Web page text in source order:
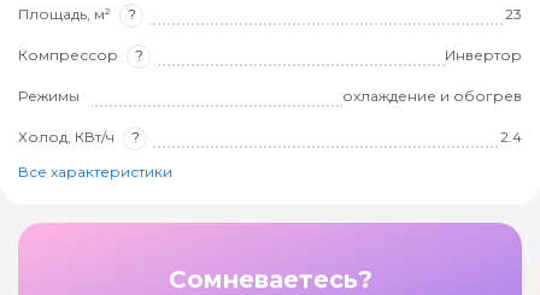
Площадь, м² ? 23
Компрессор ? Инвертор
Режимы охлаждение и обогрев
Холод, КВт/ч ?
2.4
Все характеристики
Сомневаетесь?